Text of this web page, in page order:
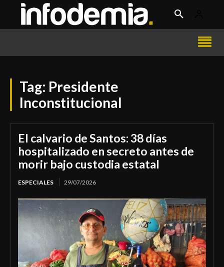
Tag: Presidente
Inconstitucional
El calvario de Santos: 38 días
hospitalizado en secreto antes de
morir bajo custodia estatal
ESPECIALES 29/07/2026